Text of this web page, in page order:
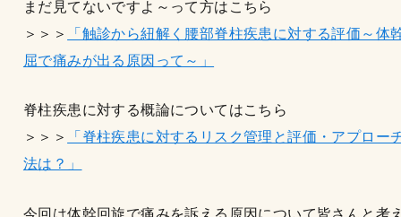
まだ見てないですよ～って方はこちら
＞＞＞
「触診から紐解く腰部脊柱疾患に対する評価～体
屈で痛みが出る原因って～」
脊柱疾患に対する概論についてはこちら
＞＞＞
「脊柱疾患に対するリスク管理と評価・アプロー
法は？」
今回は体幹回旋で痛みを訴える原因について皆さんと考